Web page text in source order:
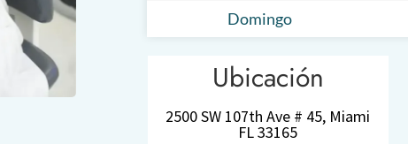
Domingo
Ubicación
2500 SW 107th Ave # 45, Miami
FL 33165